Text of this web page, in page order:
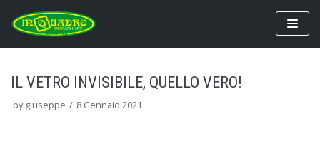
Vai
al
contenuto
IL VETRO INVISIBILE, QUELLO VERO!
by giuseppe 8 Gennaio 2021